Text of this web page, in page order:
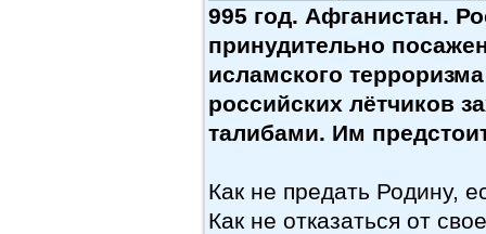
995 год. Афганистан.
принудительно
исламского
российских лётчиков
талибами. Им
Как не предать Родину,
Как не отказаться от